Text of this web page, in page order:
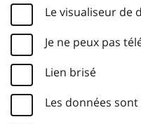
Le visualiseur de
Je ne peux pas
Lien brisé
Les données